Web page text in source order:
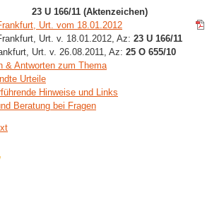
23 U 166/11 (Aktenzeichen)
Urt. vom 18.01.2012
Urt. v. 18.01.2012, Az: 23 U 166/11
Urt. v. 26.08.2011, Az: 25 O 655/10
& Antworten zum Thema
Urteile
Hinweise und Links
Beratung bei Fragen